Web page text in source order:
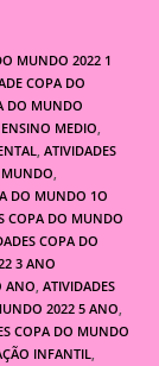
MUNDO 2022 1
COPA DO
DO MUNDO
MEDIO,
, ATIVIDADES
MUNDO,
DO MUNDO 1O
COPA DO MUNDO
COPA DO
3 ANO
ANO, ATIVIDADES
2022 5 ANO,
COPA DO MUNDO
INFANTIL,